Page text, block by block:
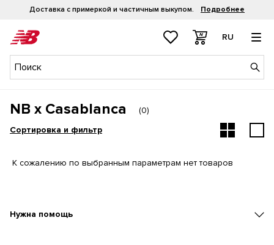
Доставка с примеркой и частичным выкупом. Подробнее
RU
NB x Casablanca (0)
Сортировка и фильтр
К сожалению по выбранным параметрам нет товаров
Нужна помощь